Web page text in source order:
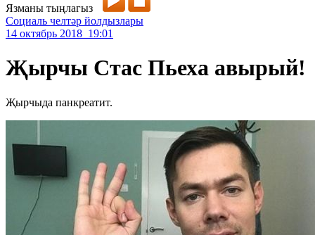
Язманы тыңлагыз
Социаль челтәр йолдызлары
14 октябрь 2018 19:01
Җырчы Стас Пьеха авырый!
Җырчыда панкреатит.